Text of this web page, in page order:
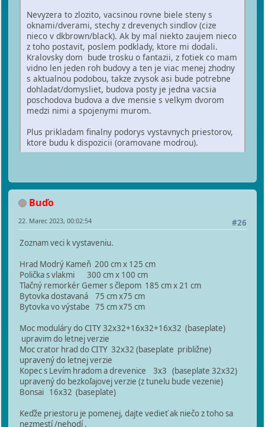
Nevyzera to zlozito, vacsinou rovne biele steny s
oknami/dverami, stechy z drevenych sindlov (cize
nieco v dkbrown/black). Ak by mal niekto zaujem nieco
z toho postavit, poslem podklady, ktore mi dodali.
Kralovsky dom bude trosku o fantazii, z fotiek co mam
vidno len jeden roh budovy a ten je viac menej zhodny
s aktualnou podobou, takze zvysok asi bude potrebne
dohladat/domysliet, budova posty je jedna vacsia
poschodova budova a dve mensie s velkym dvorom
medzi nimi a spojenymi murom.
Plus prikladam finalny podorys vystavnych priestorov,
ktore budu k dispozicii (oramovane modrou).
Buďo
#26
22. Marec 2023, 00:02:54
Zoznam veci k vystaveniu.
Hrad Modrý Kameň 200 cm x 125 cm
Polička s vlakmi 300 cm x 100 cm
Tlačný remorkér Gemer s člepom 185 cm x 21 cm
Bytovka dostavaná 75 cm x75 cm
Bytovka vo výstabe 75 cm x75 cm
Moc moduláry do CITY 32x32+16x32+16x32 (baseplate)
upravim do letnej verzie
Moc crator hrad do CITY 32x32 (baseplate približne)
upravený do letnej verzie
Kopec s Levím hradom a drevenice 3x3 (baseplate 32x32)
upravený do bezkoľajovej verzie (z tunelu bude vezenie)
Bonsai 16x32 (baseplate)
Keďže priestoru je pomenej, dajte vedieť ak niečo z toho sa
nezmestí /nehodí .